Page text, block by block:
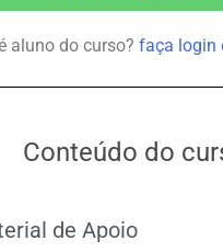
aluno do curso? faça login
Conteúdo do
de Apoio